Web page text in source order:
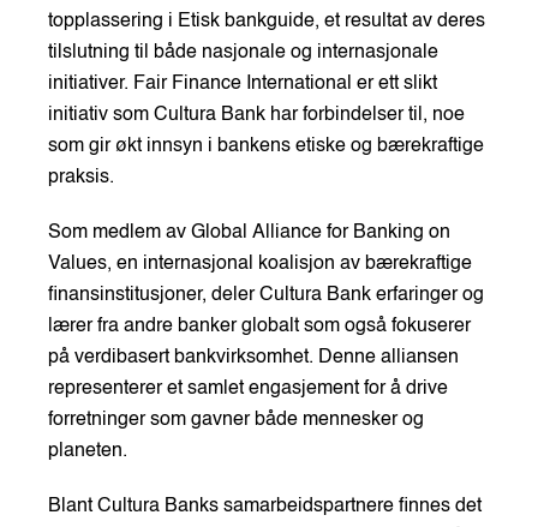
topplassering i Etisk bankguide, et resultat av deres
tilslutning til både nasjonale og internasjonale
initiativer. Fair Finance International er ett slikt
initiativ som Cultura Bank har forbindelser til, noe
som gir økt innsyn i bankens etiske og bærekraftige
praksis.
Som medlem av Global Alliance for Banking on
Values, en internasjonal koalisjon av bærekraftige
finansinstitusjoner, deler Cultura Bank erfaringer og
lærer fra andre banker globalt som også fokuserer
på verdibasert bankvirksomhet. Denne alliansen
representerer et samlet engasjement for å drive
forretninger som gavner både mennesker og
planeten.
Blant Cultura Banks samarbeidspartnere finnes det